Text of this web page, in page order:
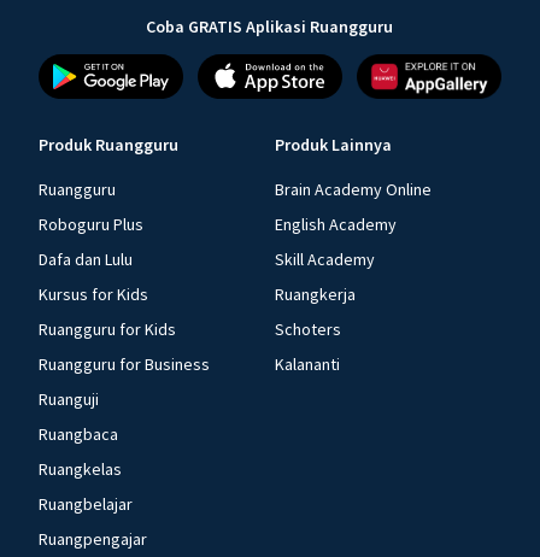
Coba GRATIS Aplikasi Ruangguru
Produk Ruangguru
Ruangguru
Roboguru Plus
Dafa dan Lulu
Kursus for Kids
Ruangguru for Kids
Ruangguru for Business
Ruanguji
Ruangbaca
Ruangkelas
Ruangbelajar
Ruangpengajar
Produk Lainnya
Brain Academy Online
English Academy
Skill Academy
Ruangkerja
Schoters
Kalananti